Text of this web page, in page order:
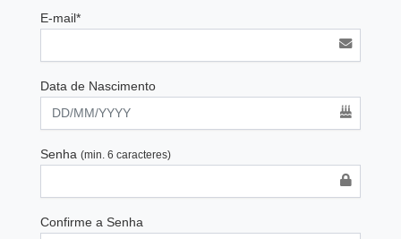
E-mail*
Data de Nascimento
Senha (min. 6 caracteres)
Confirme a Senha